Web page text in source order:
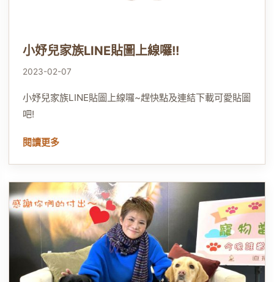
小妤兒家族LINE貼圖上線囉!!
2023-02-07
小妤兒家族LINE貼圖上線囉~趕快點及連結下載可愛貼圖
吧!
閱讀更多